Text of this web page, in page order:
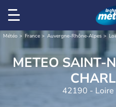
Météo France Auvergne-Rhône-Alpes
METEO SAINT-NIZIER-SOUS-
42190 - Loire